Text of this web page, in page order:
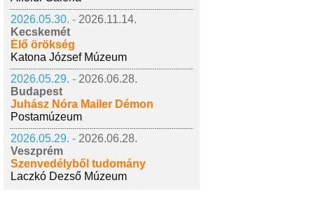
2026.05.30. - 2026.11.14.
Kecskemét
Élő örökség
Katona József Múzeum
2026.05.29. - 2026.06.28.
Budapest
Juhász Nóra Mailer Démon
Postamúzeum
2026.05.29. - 2026.06.28.
Veszprém
Szenvedélyből tudomány
Laczkó Dezső Múzeum